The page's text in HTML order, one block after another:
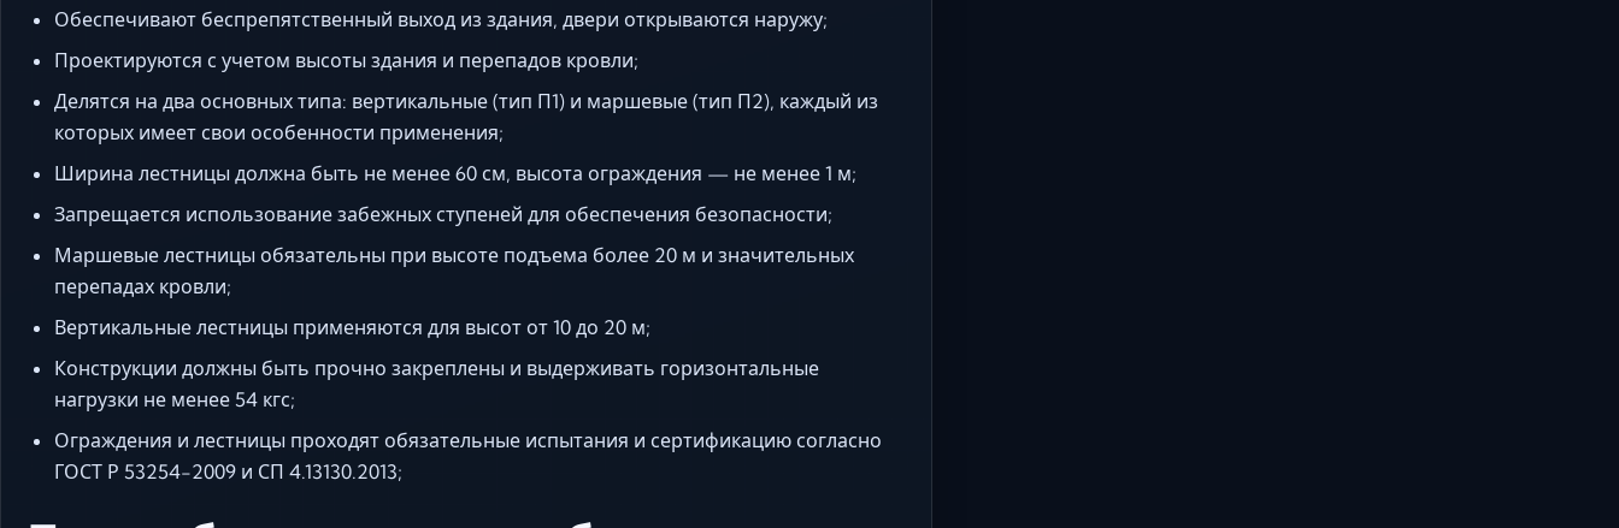
Обеспечивают беспрепятственный выход из здания, двери открываются наружу;
Проектируются с учетом высоты здания и перепадов кровли;
Делятся на два основных типа: вертикальные (тип П1) и маршевые (тип П2), каждый из
которых имеет свои особенности применения;
Ширина лестницы должна быть не менее 60 см, высота ограждения — не менее 1 м;
Запрещается использование забежных ступеней для обеспечения безопасности;
Маршевые лестницы обязательны при высоте подъема более 20 м и значительных
перепадах кровли;
Вертикальные лестницы применяются для высот от 10 до 20 м;
Конструкции должны быть прочно закреплены и выдерживать горизонтальные
нагрузки не менее 54 кгс;
Ограждения и лестницы проходят обязательные испытания и сертификацию согласно
ГОСТ Р 53254-2009 и СП 4.13130.2013;